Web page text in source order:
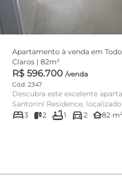
Apartamento à venda em
Claros | 82m²
R$ 596.700 /venda
Cód: 2347
Descubra este excelente
Santorini Residence,
Santos, em Montes Cla...
bed3 2 bathtub1 directions_car2 other_houses82